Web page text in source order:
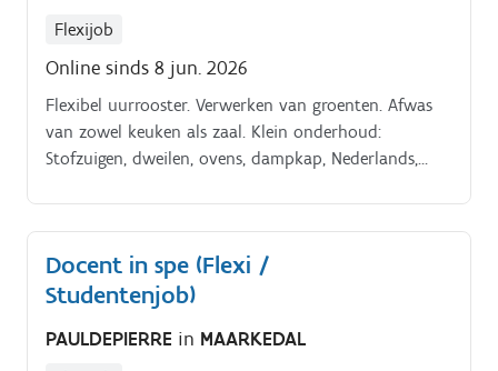
Flexijob
Online sinds 8 jun. 2026
Flexibel uurrooster. Verwerken van groenten. Afwas
van zowel keuken als zaal. Klein onderhoud:
Stofzuigen, dweilen, ovens, dampkap, Nederlands,
Docent in spe (Flexi /
Studentenjob)
PAULDEPIERRE in MAARKEDAL